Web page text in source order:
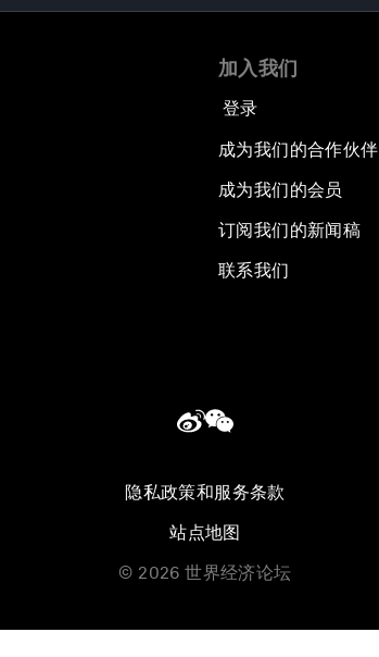
加入我们
登录
成为我们的合作伙伴
成为我们的会员
订阅我们的新闻稿
联系我们
隐私政策和服务条款
站点地图
© 2026 世界经济论坛